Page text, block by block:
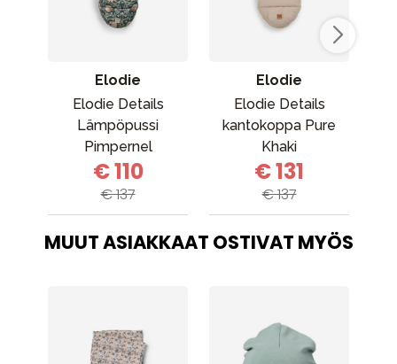
Elodie
Elodie Details
Lämpöpussi
Pimpernel
€ 110
€ 137
Elodie
Elodie Details
kantokoppa Pure
Khaki
€ 131
€ 137
MUUT ASIAKKAAT OSTIVAT MYÖS